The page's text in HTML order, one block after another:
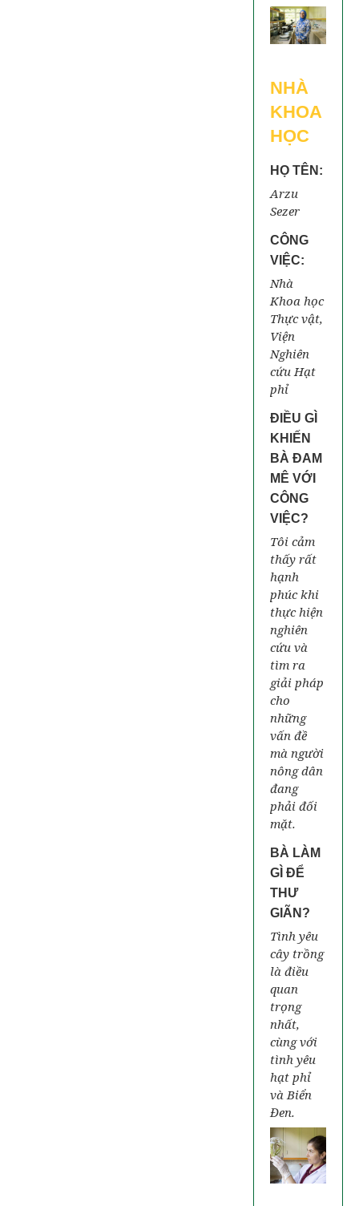
NHÀ
KHOA
HỌC
HỌ TÊN:
Arzu
Sezer
CÔNG
VIỆC:
Nhà
Khoa học
Thực vật,
Viện
Nghiên
cứu Hạt
phỉ
ĐIỀU GÌ
KHIẾN
BÀ ĐAM
MÊ VỚI
CÔNG
VIỆC?
Tôi cảm
thấy rất
hạnh
phúc khi
thực hiện
nghiên
cứu và
tìm ra
giải pháp
cho
những
vấn đề
mà người
nông dân
đang
phải đối
mặt.
BÀ LÀM
GÌ ĐỂ
THƯ
GIÃN?
Tình yêu
cây trồng
là điều
quan
trọng
nhất,
cùng với
tình yêu
hạt phỉ
và Biển
Đen.